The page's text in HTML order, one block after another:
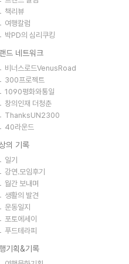
책리뷰
여행칼럼
박PD의 심리쿠킹
드 네트워크
비너스로드VenusRoad
300프로젝트
1090평화와통일
창의인재 더청춘
ThanksUN2300
40라운드
의 기록
일기
강연.모임후기
월간 보내며
생활의 발견
운동일지
포토에세이
푸드테라피
기획&기록